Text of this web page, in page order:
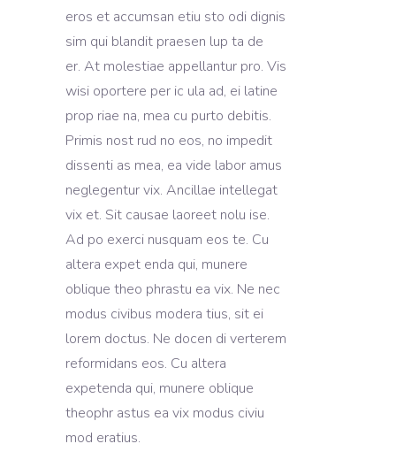
eros et accumsan etiu sto odi dignis
sim qui blandit praesen lup ta de
er. At molestiae appellantur pro. Vis
wisi oportere per ic ula ad, ei latine
prop riae na, mea cu purto debitis.
Primis nost rud no eos, no impedit
dissenti as mea, ea vide labor amus
neglegentur vix. Ancillae intellegat
vix et. Sit causae laoreet nolu ise.
Ad po exerci nusquam eos te. Cu
altera expet enda qui, munere
oblique theo phrastu ea vix. Ne nec
modus civibus modera tius, sit ei
lorem doctus. Ne docen di verterem
reformidans eos. Cu altera
expetenda qui, munere oblique
theophr astus ea vix modus civiu
mod eratius.